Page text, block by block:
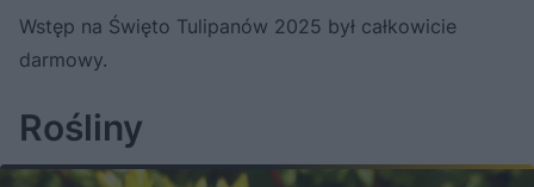
Wstęp na Święto Tulipanów 2025 był całkowicie
darmowy.
Rośliny